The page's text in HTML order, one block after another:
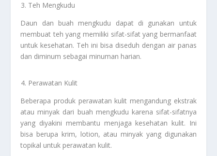
Teh Mengkudu
Daun dan buah mengkudu dapat di gunakan untuk
membuat teh yang memiliki sifat-sifat yang bermanfaat
untuk kesehatan. Teh ini bisa diseduh dengan air panas
dan diminum sebagai minuman harian.
Perawatan Kulit
Beberapa produk perawatan kulit mengandung ekstrak
atau minyak dari buah mengkudu karena sifat-sifatnya
yang diyakini membantu menjaga kesehatan kulit. Ini
bisa berupa krim, lotion, atau minyak yang digunakan
topikal untuk perawatan kulit.